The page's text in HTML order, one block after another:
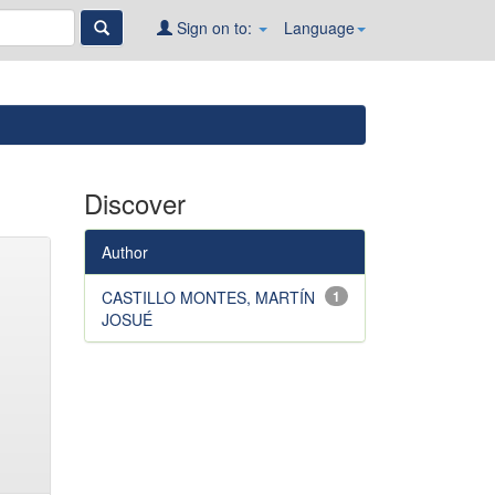
Language
Sign on to:
Discover
Author
1
CASTILLO MONTES, MARTÍN
JOSUÉ